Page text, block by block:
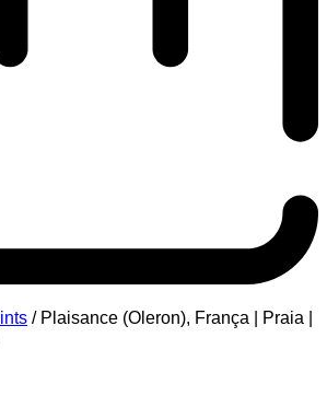
/ Plaisance (Oleron), França | Praia |